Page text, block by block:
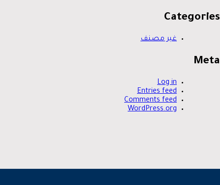
Categories
غير مصنف
Meta
Log in
Entries feed
Comments feed
WordPress.org